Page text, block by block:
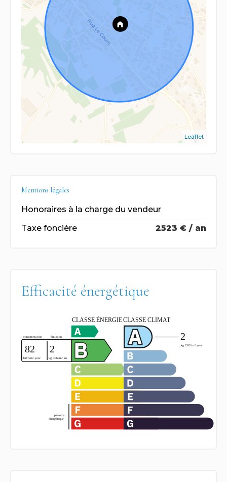
Leaflet
Mentions légales
Honoraires à la charge du vendeur
Taxe foncière
2523 € / an
Efficacité énergétique